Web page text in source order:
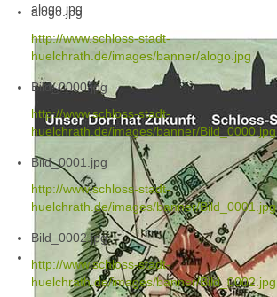
alogo.jpg
alogo.jpg
http://www.schloss-stadt-
huelchrath.de/images/banner/alogo.jpg
Bild_0000.jpg
http://www.schloss-stadt-
huelchrath.de/images/banner/Bild_0000.jpg
Bild_0001.jpg
http://www.schloss-stadt-
huelchrath.de/images/banner/Bild_0001.jpg
Bild_0002.jpg
http://www.schloss-stadt-
huelchrath.de/images/banner/Bild_0002.jpg